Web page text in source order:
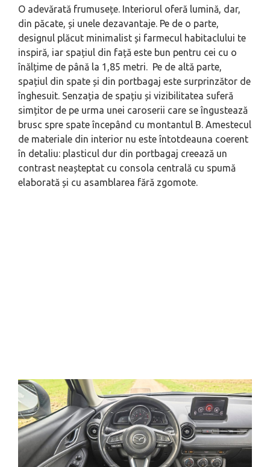
O adevărată frumusețe. Interiorul oferă lumină, dar,
din păcate, și unele dezavantaje. Pe de o parte,
designul plăcut minimalist și farmecul habitaclului te
inspiră, iar spațiul din față este bun pentru cei cu o
înălțime de până la 1,85 metri. Pe de altă parte,
spațiul din spate și din portbagaj este surprinzător de
înghesuit. Senzația de spațiu și vizibilitatea suferă
simțitor de pe urma unei caroserii care se îngustează
brusc spre spate începând cu montantul B. Amestecul
de materiale din interior nu este întotdeauna coerent
în detaliu: plasticul dur din portbagaj creează un
contrast neașteptat cu consola centrală cu spumă
elaborată și cu asamblarea fără zgomote.